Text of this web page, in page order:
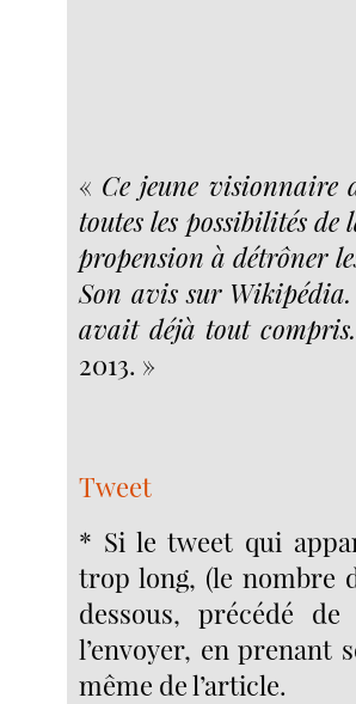
« Ce jeune visionnaire
toutes les possibilités
propension à détrôner
Son avis sur
avait déjà tout
2013. »
Tweet
* Si le tweet qui
trop long, (le nombre
dessous, précédé
l’envoyer, en prenant
même de l’article.